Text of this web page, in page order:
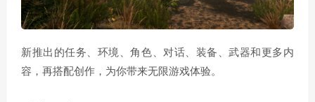
新推出的任务、环境、角色、对话、装备、武器和更多内
容，再搭配创作，为你带来无限游戏体验。